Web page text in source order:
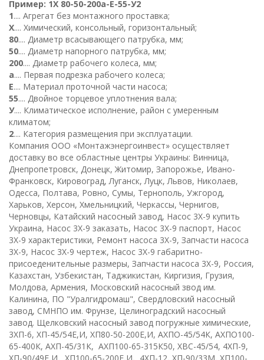
Пример: 1Х 80-50-200а-Е-55-У2
1.... Агрегат без монтажного проставка;
Х.... Химический, консольный, горизонтальный;
80.... Диаметр всасывающего патрубка, мм;
50.... Диаметр напорного патрубка, мм;
200.... Диаметр рабочего колеса, мм;
а.... Первая подрезка рабочего колеса;
Е.... Материал проточной части насоса;
55.... Двойное торцевое уплотнения вала;
У.... Климатическое исполнение, район с умеренным
климатом;
2.... Категория размещения при эксплуатации.
Компания ООО «Монтажэнергоинвест» осуществляет
доставку во все областные центры Украины: Винница,
Днепропетровск, Донецк, Житомир, Запорожье, Ивано-
Франковск, Кировоград, Луганск, Луцк, Львов, Николаев,
Одесса, Полтава, Ровно, Сумы, Тернополь, Ужгород,
Харьков, Херсон, Хмельницкий, Черкассы, Чернигов,
Черновцы, Катайский насосный завод, Насос 3Х-9 купить
Украина, Насос 3Х-9 заказать, Насос 3Х-9 паспорт, Насос
3Х-9 характеристики, Ремонт насоса 3Х-9, Запчасти насоса
3Х-9, Насос 3Х-9 чертеж, Насос 3Х-9 габаритно-
присоеденительные размеры, Запчасти насоса 3Х-9, Россия,
Казахстан, Узбекистан, Таджикистан, Киргизия, Грузия,
Молдова, Армения, Московский насосный звод им.
Калинина, ПО "Уралгидромаш", Свердловский насосный
завод, СМНПО им. Фрунзе, Целиноградский насосный
завод. Щелковский насосный завод погружные химические,
3ХП-6, ХП-45/54Е,И, ХП80-50-200Е,И, АХПО-45/54К, АХПО100-
65-400К, АХП-45/31К, АХП100-65-315К50, ХВС-45/54, 4ХП-9,